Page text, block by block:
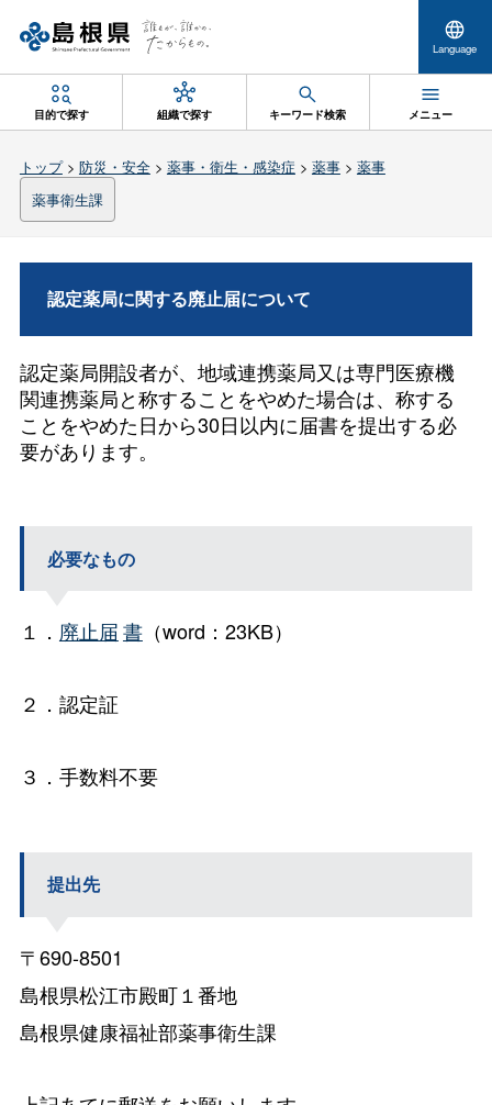
Language
目的で探す 組織で探す キーワード検索 メニュー
トップ> 防災・安全> 薬事・衛生・感染症 > 薬事> 薬事
薬事衛生課
認定薬局に関する廃止届について
認定薬局開設者が、地域連携薬局又は専門医療機
関連携薬局と称することをやめた場合は、称する
ことをやめた日から30日以内に届書を提出する必
要があります。
必要なもの
１． 廃止届書（word：23KB）
２．認定証
３．手数料不要
提出先
〒690-8501
島根県松江市殿町１番地
島根県健康福祉部薬事衛生課